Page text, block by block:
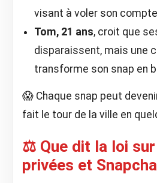
visant à voler son
Tom, 21 ans, croit que
disparaissent, mais une
transforme son snap en
😱 Chaque snap peut
fait le tour de la ville en
⚖️ Que dit la loi
privées et